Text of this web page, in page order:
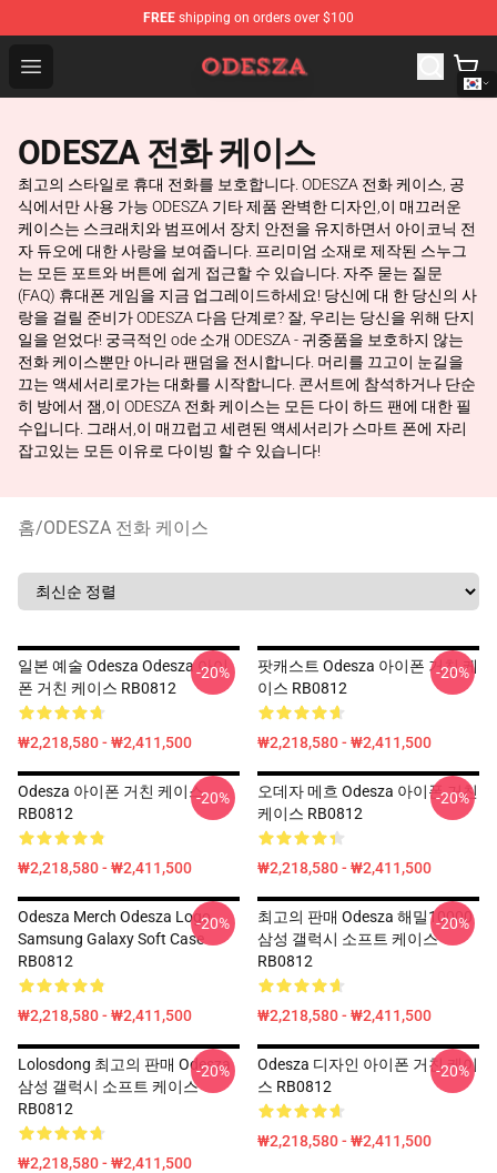
FREE shipping on orders over $100
Open menu
ODESZA Shop - Official ODESZA Merchandise Store
ODESZA 전화 케이스
최고의 스타일로 휴대 전화를 보호합니다. ODESZA 전화 케이스, 공
식에서만 사용 가능 ODESZA 기타 제품 완벽한 디자인,이 매끄러운
케이스는 스크래치와 범프에서 장치 안전을 유지하면서 아이코닉 전
자 듀오에 대한 사랑을 보여줍니다. 프리미엄 소재로 제작된 스누그
는 모든 포트와 버튼에 쉽게 접근할 수 있습니다. 자주 묻는 질문
(FAQ) 휴대폰 게임을 지금 업그레이드하세요! 당신에 대 한 당신의 사
랑을 걸릴 준비가 ODESZA 다음 단계로? 잘, 우리는 당신을 위해 단지
일을 얻었다! 궁극적인 ode 소개 ODESZA - 귀중품을 보호하지 않는
전화 케이스뿐만 아니라 팬덤을 전시합니다. 머리를 끄고이 눈길을
끄는 액세서리로가는 대화를 시작합니다. 콘서트에 참석하거나 단순
히 방에서 잼,이 ODESZA 전화 케이스는 모든 다이 하드 팬에 대한 필
수입니다. 그래서,이 매끄럽고 세련된 액세서리가 스마트 폰에 자리
잡고있는 모든 이유로 다이빙 할 수 있습니다!
홈/ODESZA 전화 케이스
일본 예술 Odesza Odesza 아이
폰 거친 케이스 RB0812
₩2,218,580 - ₩2,411,500
-20%
팟캐스트 Odesza 아이폰 거친 케
이스 RB0812
₩2,218,580 - ₩2,411,500
-20%
Odesza 아이폰 거친 케이스
RB0812
₩2,218,580 - ₩2,411,500
-20%
오데자 메흐 Odesza 아이폰 거친
케이스 RB0812
₩2,218,580 - ₩2,411,500
-20%
Odesza Merch Odesza Logo
Samsung Galaxy Soft Case
RB0812
₩2,218,580 - ₩2,411,500
-20%
최고의 판매 Odesza 해밀10000
삼성 갤럭시 소프트 케이스
RB0812
₩2,218,580 - ₩2,411,500
-20%
Lolosdong 최고의 판매 Odesza
삼성 갤럭시 소프트 케이스
RB0812
₩2,218,580 - ₩2,411,500
-20%
Odesza 디자인 아이폰 거친 케이
스 RB0812
₩2,218,580 - ₩2,411,500
-20%